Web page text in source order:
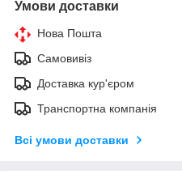
Умови доставки
Нова Пошта
Самовивіз
Доставка кур'єром
Транспортна компанія
Всі умови доставки